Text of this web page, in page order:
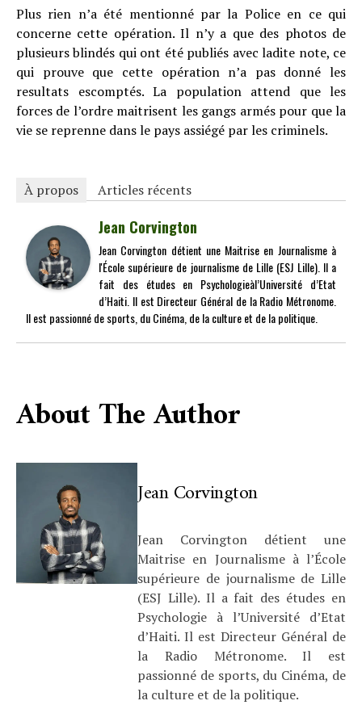
Plus rien n’a été mentionné par la Police en ce qui
concerne cette opération. Il n’y a que des photos de
plusieurs blindés qui ont été publiés avec ladite note, ce
qui prouve que cette opération n’a pas donné les
resultats escomptés. La population attend que les
forces de l’ordre maitrisent les gangs armés pour que la
vie se reprenne dans le pays assiégé par les criminels.
À propos Articles récents
Jean Corvington
Jean Corvington détient une Maitrise en Journalisme à
l'École supérieure de journalisme de Lille (ESJ Lille). Il a
fait des études en Psychologieàl’Université d’Etat
d’Haiti. Il est Directeur Général de la Radio Métronome.
Il est passionné de sports, du Cinéma, de la culture et de la politique.
About The Author
Jean Corvington
Jean Corvington détient une
Maitrise en Journalisme à l’École
supérieure de journalisme de Lille
(ESJ Lille). Il a fait des études en
Psychologie à l’Université d’Etat
d’Haiti. Il est Directeur Général de
la Radio Métronome. Il est
passionné de sports, du Cinéma, de
la culture et de la politique.